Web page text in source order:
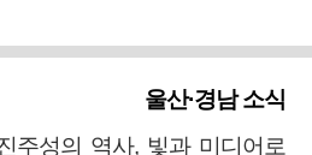
울산·경남 소식
주성의 역사, 빛과 미디어로